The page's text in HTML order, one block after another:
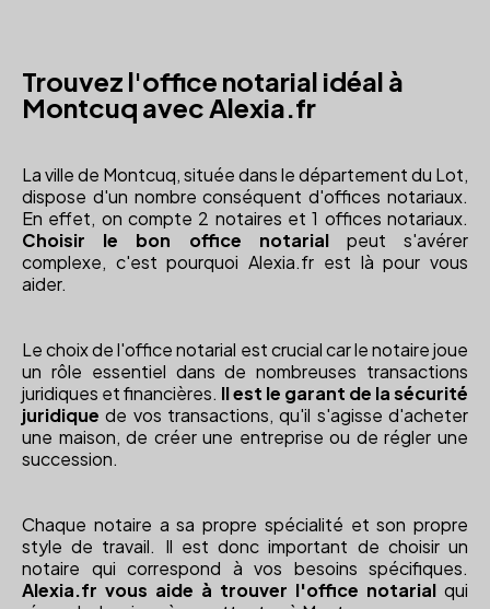
Trouvez l'office notarial idéal à
Montcuq avec Alexia.fr
La ville de Montcuq, située dans le département du Lot,
dispose d'un nombre conséquent d'offices notariaux.
En effet, on compte 2 notaires et 1 offices notariaux.
Choisir le bon office notarialpeut s'avérer
complexe, c'est pourquoi Alexia.fr est là pour vous
aider.
Le choix de l'office notarial est crucial car le notaire joue
un rôle essentiel dans de nombreuses transactions
juridiques et financières. Il est le garant de la sécurité
juridique de vos transactions, qu'il s'agisse d'acheter
une maison, de créer une entreprise ou de régler une
succession.
Chaque notaire a sa propre spécialité et son propre
style de travail. Il est donc important de choisir un
notaire qui correspond à vos besoins spécifiques.
Alexia.fr vous aide à trouver l'office notarial qui